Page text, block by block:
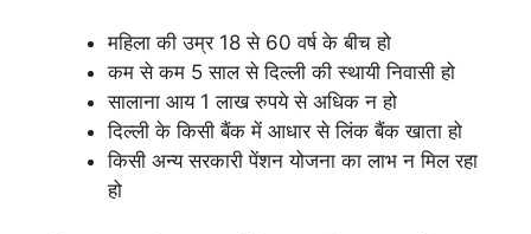
महिला की उम्र 18 से 60 वर्ष के बीच हो
कम से कम 5 साल से दिल्ली की स्थायी निवासी हो
सालाना आय 1 लाख रुपये से अधिक न हो
दिल्ली के किसी बैंक में आधार से लिंक बैंक खाता हो
किसी अन्य सरकारी पेंशन योजना का लाभ न मिल रहा
हो